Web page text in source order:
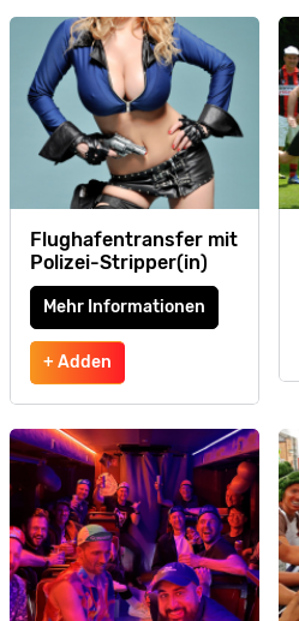
Flughafentransfer mit
Polizei-Stripper(in)
Mehr Informationen
+ Adden